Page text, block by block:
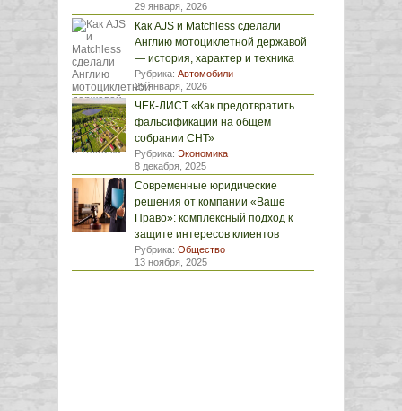
29 января, 2026
Как AJS и Matchless сделали
Англию мотоциклетной державой
— история, характер и техника
Рубрика: Автомобили
29 января, 2026
ЧЕК-ЛИСТ «Как предотвратить
фальсификации на общем
собрании СНТ»
Рубрика: Экономика
8 декабря, 2025
Современные юридические
решения от компании «Ваше
Право»: комплексный подход к
защите интересов клиентов
Рубрика: Общество
13 ноября, 2025